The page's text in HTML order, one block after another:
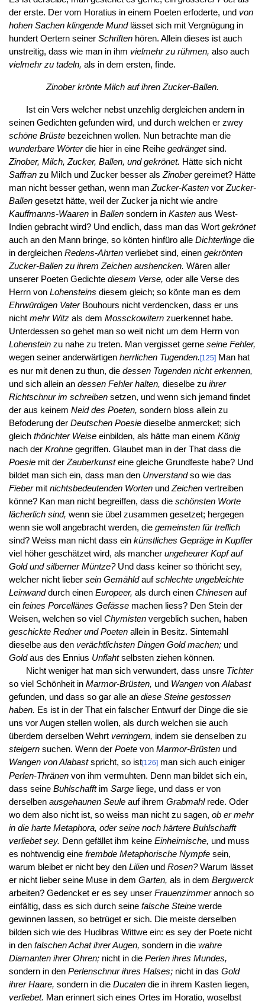
der erste. Der vom Horatius in einem Poeten erfoderte, und von
hohen Sachen klingende Mundlässet sich mit Vergnügung in
hundert Oertern seiner Schriftenhören. Allein dieses ist auch
unstreitig, dass wie man in ihm vielmehr zu rühmen, also auch
vielmehr zu tadeln, als in dem ersten, finde.
Zinober krönte Milch auf ihren Zucker-Ballen.
Ist ein Vers welcher nebst unzehlig dergleichen andern in
seinen Gedichten gefunden wird, und durch welchen er zwey
schöne Brüstebezeichnen wollen. Nun betrachte man die
wunderbare Wörterdie hier in eine Reihe gedrängetsind.
Zinober, Milch, Zucker, Ballen, und gekrönet. Hätte sich nicht
Saffranzu Milch und Zucker besser als Zinobergereimet? Hätte
man nicht besser gethan, wenn man Zucker-Kastenvor Zucker-
Ballengesetzt hätte, weil der Zucker ja nicht wie andre
Kauffmanns-Waarenin Ballensondern in Kastenaus West-
Indien gebracht wird? Und endlich, dass man das Wort gekrönet
auch an den Mann bringe, so könten hinfüro alle Dichterlingedie
in dergleichen Redens-Ahrtenverliebet sind, einengekrönten
Zucker-Ballen zu ihrem Zeichen aushencken. Wären aller
unserer Poeten Gedichte diesem Verse, oder alle Verse des
Herrn von Lohensteins diesem gleich; so könte man es dem
Ehrwürdigen VaterBouhours nicht verdencken, dass er uns
nicht mehr Witzals dem Mossckowiternzuerkennet habe.
Unterdessen so gehet man so weit nicht um dem Herrn von
Lohensteinzu nahe zu treten. Man vergisset gerneseine Fehler,
wegen seiner anderwärtigen herrlichen Tugenden. [125]Man hat
es nur mit denen zu thun, die dessen Tugenden nicht erkennen,
und sich allein an dessen Fehler halten, dieselbe zu ihrer
Richtschnur im schreibensetzen, und wenn sich jemand findet
der aus keinem Neid des Poeten, sondern bloss allein zu
Befoderung der Deutschen Poesiedieselbe anmercket; sich
gleich thörichter Weiseeinbilden, als hätte man einem König
nach der Krohnegegriffen. Glaubet man in der That dass die
Poesiemit der Zauberkunsteine gleiche Grundfeste habe? Und
bildet man sich ein, dass man den Unverstandso wie das
Fiebermitnichtsbedeutenden Wortenund Zeichenvertreiben
könne? Kan man nicht begreiffen, dass die schönsten Worte
lächerlich sind, wenn sie übel zusammen gesetzet; hergegen
wenn sie woll angebracht werden, die gemeinsten für treflich
sind? Weiss man nicht dass ein künstliches Gepräge in Kupffer
viel höher geschätzet wird, als mancher ungeheurer Kopf auf
Gold und silberner Müntze?Und dass keiner so thöricht sey,
welcher nicht lieber sein Gemähldaufschlechte ungebleichte
Leinwanddurch einen Europeer, als durch einen Chinesenauf
ein feines Porcellänes Gefässemachen liess? Den Stein der
Weisen, welchen so viel Chymistenvergeblich suchen, haben
geschickte Redner und Poetenallein in Besitz. Sintemahl
dieselbe aus den verächtlichsten Dingen Gold machen;und
Goldaus des Ennius Unflahtselbsten ziehen können.
Nicht weniger hat man sich verwundert, dass unsreTichter
so viel Schönheit in Marmor-Brüsten, und Wangenvon Alabast
gefunden, und dass so gar alle an diese Steine gestossen
haben. Es ist in der That ein falscher Entwurf der Dinge die sie
uns vor Augen stellen wollen, als durch welchen sie auch
überdem derselben Wehrt verringern, indem sie denselben zu
steigernsuchen. Wenn der Poetevon Marmor-Brüstenund
Wangen von Alabastspricht, so ist[126]man sich auch einiger
Perlen-Thränenvon ihm vermuhten. Denn man bildet sich ein,
dass seine Buhlschafftim Sargeliege, und dass er von
derselben ausgehaunen Seuleauf ihrem Grabmahlrede. Oder
wo dem also nicht ist, so weiss man nicht zu sagen, ob er mehr
in die harte Metaphora, oder seine noch härtere Buhlschafft
verliebet sey. Denn gefället ihm keine Einheimische, und muss
es nohtwendig eine frembde Metaphorische Nympfesein,
warum bleibet er nicht bey den Lilienund Rosen?Warum lässet
er nicht lieber seine Muse in dem Garten, als in dem Bergwerck
arbeiten? Gedencket er es sey unser Frauenzimmerannoch so
einfältig, dass es sich durch seine falsche Steinewerde
gewinnen lassen, so betrüget er sich. Die meiste derselben
bilden sich wie des Hudibras Wittwe ein: es sey der Poete nicht
in den falschen Achat ihrer Augen, sondern in die wahre
Diamanten ihrer Ohren;nicht in die Perlen ihres Mundes,
sondern in den Perlenschnur ihres Halses;nicht in das Gold
ihrer Haare, sondern in die Ducatendie in ihrem Kasten liegen,
verliebet. Man erinnert sich eines Ortes im Horatio, woselbst